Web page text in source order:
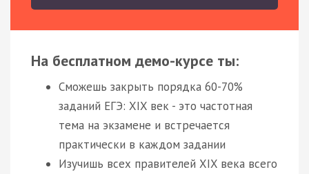
На бесплатном демо-курсе ты:
Сможешь закрыть порядка 60-70%
заданий ЕГЭ: XIX век - это частотная
тема на экзамене и встречается
практически в каждом задании
Изучишь всех правителей XIX века всего